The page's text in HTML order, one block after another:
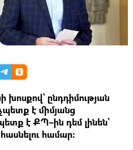
ընդդիմության
է միմյանց
է ՔՊ–ին դեմ լինեն`
համար։